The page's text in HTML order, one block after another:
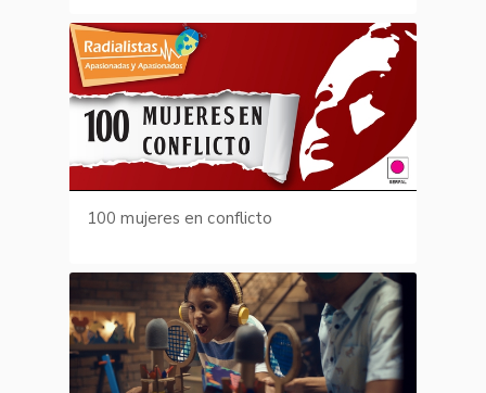
100 mujeres en conflicto